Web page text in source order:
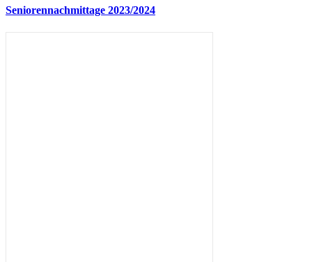
Seniorennachmittage 2023/2024